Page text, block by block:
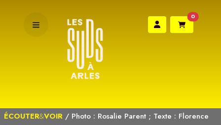
0
ÉCOUTER&VOIR / Photo : Rosalie Parent ; Texte : Florence